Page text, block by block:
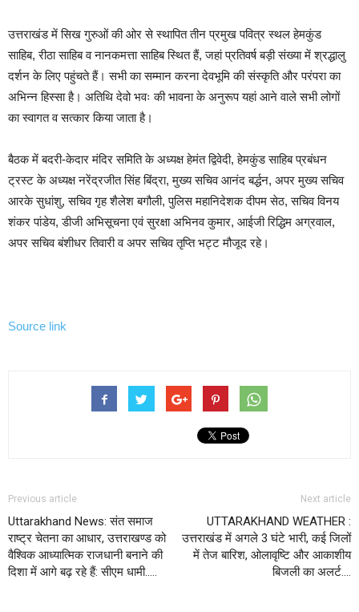
उत्तराखंड में सिख गुरुओं की ओर से स्थापित तीन प्रमुख पवित्र स्थल हेमकुंड
साहिब, रीठा साहिब व नानकमत्ता साहिब स्थित हैं, जहां प्रतिवर्ष बड़ी संख्या में श्रद्धालु
दर्शन के लिए पहुंचते हैं। सभी का सम्मान करना देवभूमि की संस्कृति और परंपरा का
अभिन्न हिस्सा है। अतिथि देवो भवः की भावना के अनुरूप यहां आने वाले सभी लोगों
का स्वागत व सत्कार किया जाता है।
बैठक में बदरी-केदार मंदिर समिति के अध्यक्ष हेमंत द्विवेदी, हेमकुंड साहिब प्रबंधन
ट्रस्ट के अध्यक्ष नरेंद्रजीत सिंह बिंद्रा, मुख्य सचिव आनंद बर्द्धन, अपर मुख्य सचिव
आरके सुधांशु, सचिव गृह शैलेश बगौली, पुलिस महानिदेशक दीपम सेठ, सचिव विनय
शंकर पांडेय, डीजी अभिसूचना एवं सुरक्षा अभिनव कुमार, आईजी रिद्धिम अग्रवाल,
अपर सचिव बंशीधर तिवारी व अपर सचिव तृप्ति भट्ट मौजूद रहे।
Source link
Previous article
Uttarakhand News: संत समाज
राष्ट्र चेतना का आधार, उत्तराखण्ड को
वैश्विक आध्यात्मिक राजधानी बनाने की
दिशा में आगे बढ़ रहे हैं: सीएम धामी…..
Next article
UTTARAKHAND WEATHER :
उत्तराखंड में अगले 3 घंटे भारी, कई जिलों
में तेज बारिश, ओलावृष्टि और आकाशीय
बिजली का अलर्ट….